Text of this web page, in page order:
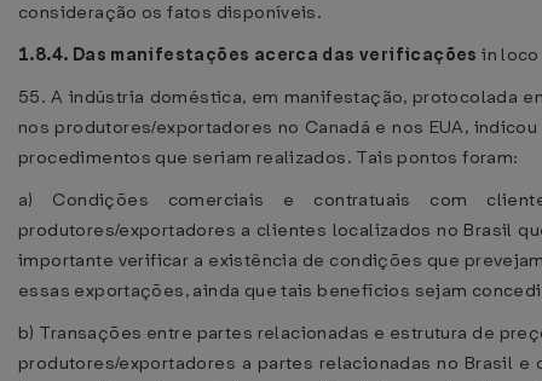
consideração os fatos disponíveis.
1.8.4. Das manifestações acerca das verificaçõesin
55. A indústria doméstica, em manifestação, protocolada
nos produtores/exportadores no Canadá e nos EUA,
procedimentos que seriam realizados. Tais pontos foram:
a) Condições comerciais e contratuais com
produtores/exportadores a clientes localizados no Brasil
importante verificar a existência de condições que
essas exportações, ainda que tais benefícios sejam
b) Transações entre partes relacionadas e estrutura de
produtores/exportadores a partes relacionadas no Brasil